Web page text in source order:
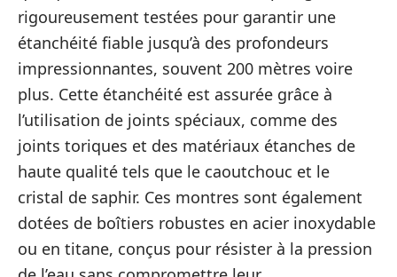
rigoureusement testées pour garantir une
étanchéité fiable jusqu’à des profondeurs
impressionnantes, souvent 200 mètres voire
plus. Cette étanchéité est assurée grâce à
l’utilisation de joints spéciaux, comme des
joints toriques et des matériaux étanches de
haute qualité tels que le caoutchouc et le
cristal de saphir. Ces montres sont également
dotées de boîtiers robustes en acier inoxydable
ou en titane, conçus pour résister à la pression